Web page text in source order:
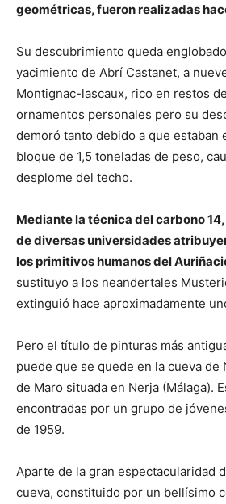
geométricas, fueron realizadas
Su descubrimiento queda
yacimiento de Abrí Castanet, a
Montignac-lascaux, rico en restos
ornamentos personales pero su
demoró tanto debido a que estaban
bloque de 1,5 toneladas de peso,
desplome del techo.
Mediante la técnica del carbono
de diversas universidades
los primitivos humanos del
sustituyo a los neandertales
extinguió hace aproximadamente
Pero el título de pinturas más
puede que se quede en la cueva de
de Maro situada en Nerja (Málaga).
encontradas por un grupo de
de 1959.
Aparte de la gran espectacularidad
cueva, constituido por un bellísimo